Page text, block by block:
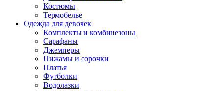
Костюмы
Термобелье
Одежда для девочек
Комплекты и комбинезоны
Сарафаны
Джемперы
Пижамы и сорочки
Платья
Футболки
Водолазки